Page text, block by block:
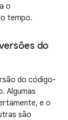
o
tempo.
do
do código-
Algumas
e o
são